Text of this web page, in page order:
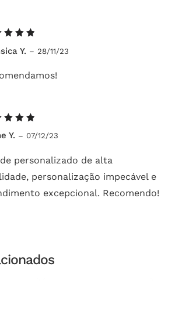
5Y. – 28/11/23
5
Y. – 07/12/23
personalizado de alta
personalização impecável e
excepcional. Recomendo!